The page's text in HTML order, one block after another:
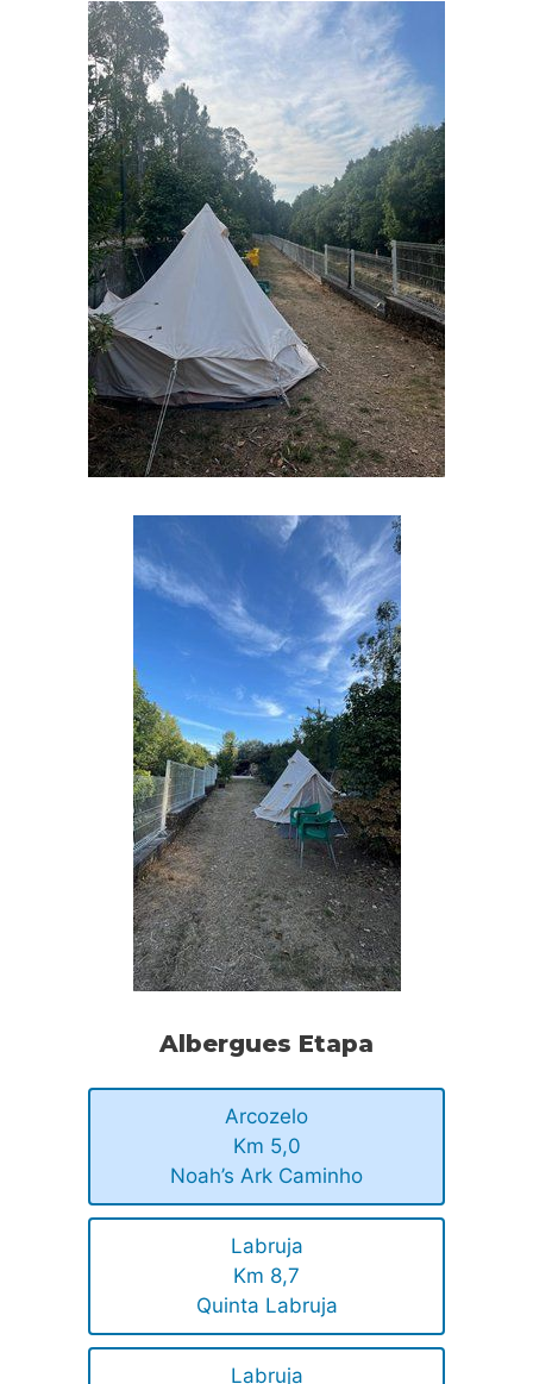
Albergues Etapa
Arcozelo
Km 5,0
Noah’s Ark Caminho
Labruja
Km 8,7
Quinta Labruja
Labruja